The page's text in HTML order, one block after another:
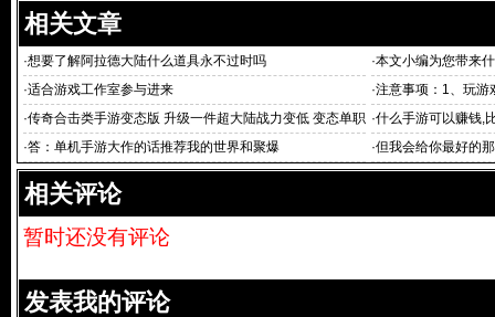
相关文章
·想要了解阿拉德大陆什么道具永不过时吗 ·本文小编为您带来
·适合游戏工作室参与进来 ·注意事项：1、玩游
·传奇合击类手游变态版 升级一件超大陆战力变低 变态单职
传奇手机版
·什么手游可以赚钱,
荣耀 2、六龙争
·答：单机手游大作的话推荐我的世界和聚爆 ·但我会给你最好的
相关评论
暂时还没有评论
发表我的评论